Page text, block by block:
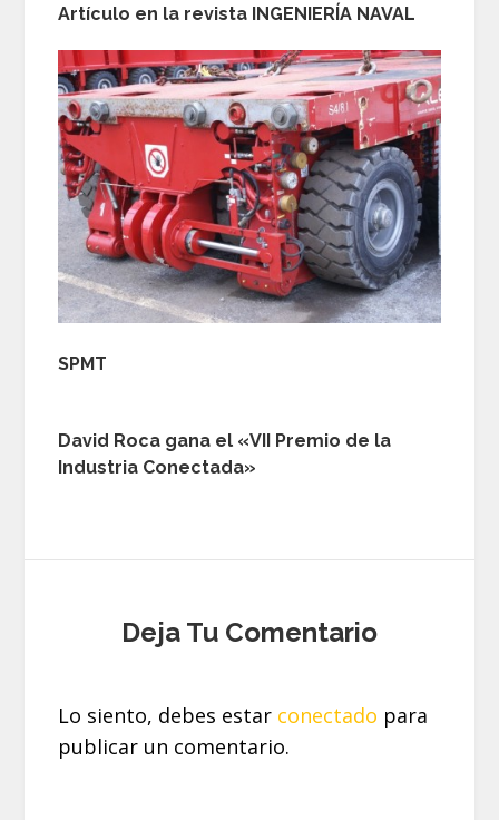
Artículo en la revista INGENIERÍA NAVAL
SPMT
David Roca gana el «VII Premio de la
Industria Conectada»
Deja Tu Comentario
Lo siento, debes estar conectado para
publicar un comentario.